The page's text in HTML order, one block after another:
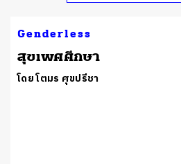
Genderless
สุขเพศศึกษา
โดย โตมร ศุขปรีชา